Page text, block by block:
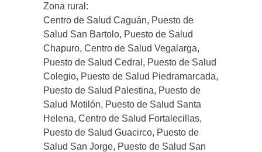
Zona rural:
Centro de Salud Caguán, Puesto de
Salud San Bartolo, Puesto de Salud
Chapuro, Centro de Salud Vegalarga,
Puesto de Salud Cedral, Puesto de Salud
Colegio, Puesto de Salud Piedramarcada,
Puesto de Salud Palestina, Puesto de
Salud Motilón, Puesto de Salud Santa
Helena, Centro de Salud Fortalecillas,
Puesto de Salud Guacirco, Puesto de
Salud San Jorge, Puesto de Salud San